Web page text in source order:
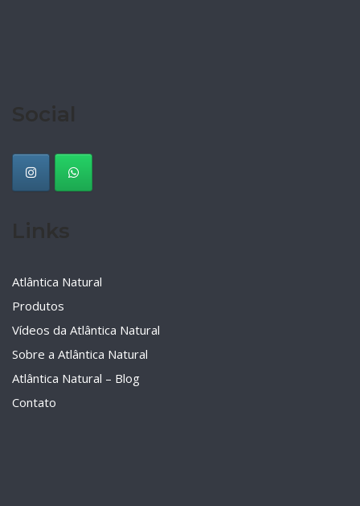
Atlântica Natural
Produtos
Vídeos da Atlântica Natural
Sobre a Atlântica Natural
Atlântica Natural – Blog
Contato